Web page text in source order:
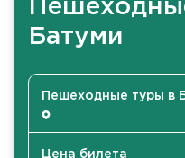
Батуми
Пешеходные туры в
Цена билета